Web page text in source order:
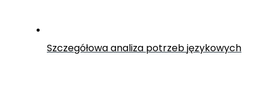
Szczegółowa analiza potrzeb językowych